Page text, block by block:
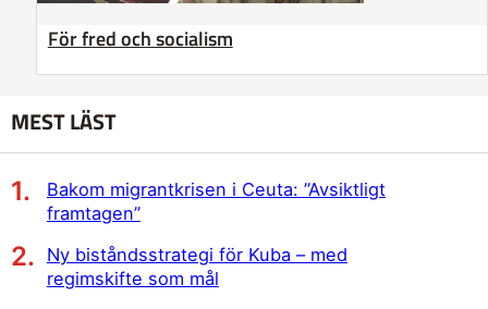
För fred och socialism
MEST LÄST
Bakom migrantkrisen i Ceuta: ”Avsiktligt
framtagen”
Ny biståndsstrategi för Kuba – med
regimskifte som mål